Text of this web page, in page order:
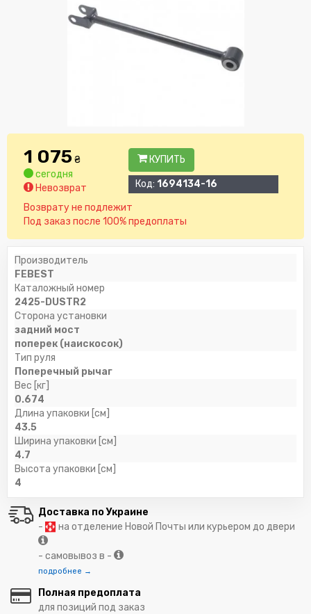
1 075₴
сегодня
Невозврат
КУПИТЬ
Код: 1694134-16
Возврату не подлежит
Под заказ после 100% предоплаты
Производитель
FEBEST
Каталожный номер
2425-DUSTR2
Сторона установки
задний мост
поперек (наискосок)
Тип руля
Поперечный рычаг
Вес [кг]
0.674
Длина упаковки [см]
43.5
Ширина упаковки [см]
4.7
Высота упаковки [см]
4
Доставка по Украине
-
на отделение Новой Почты или курьером до двери
- самовывоз в -
подробнее →
Полная предоплата
для позиций под заказ